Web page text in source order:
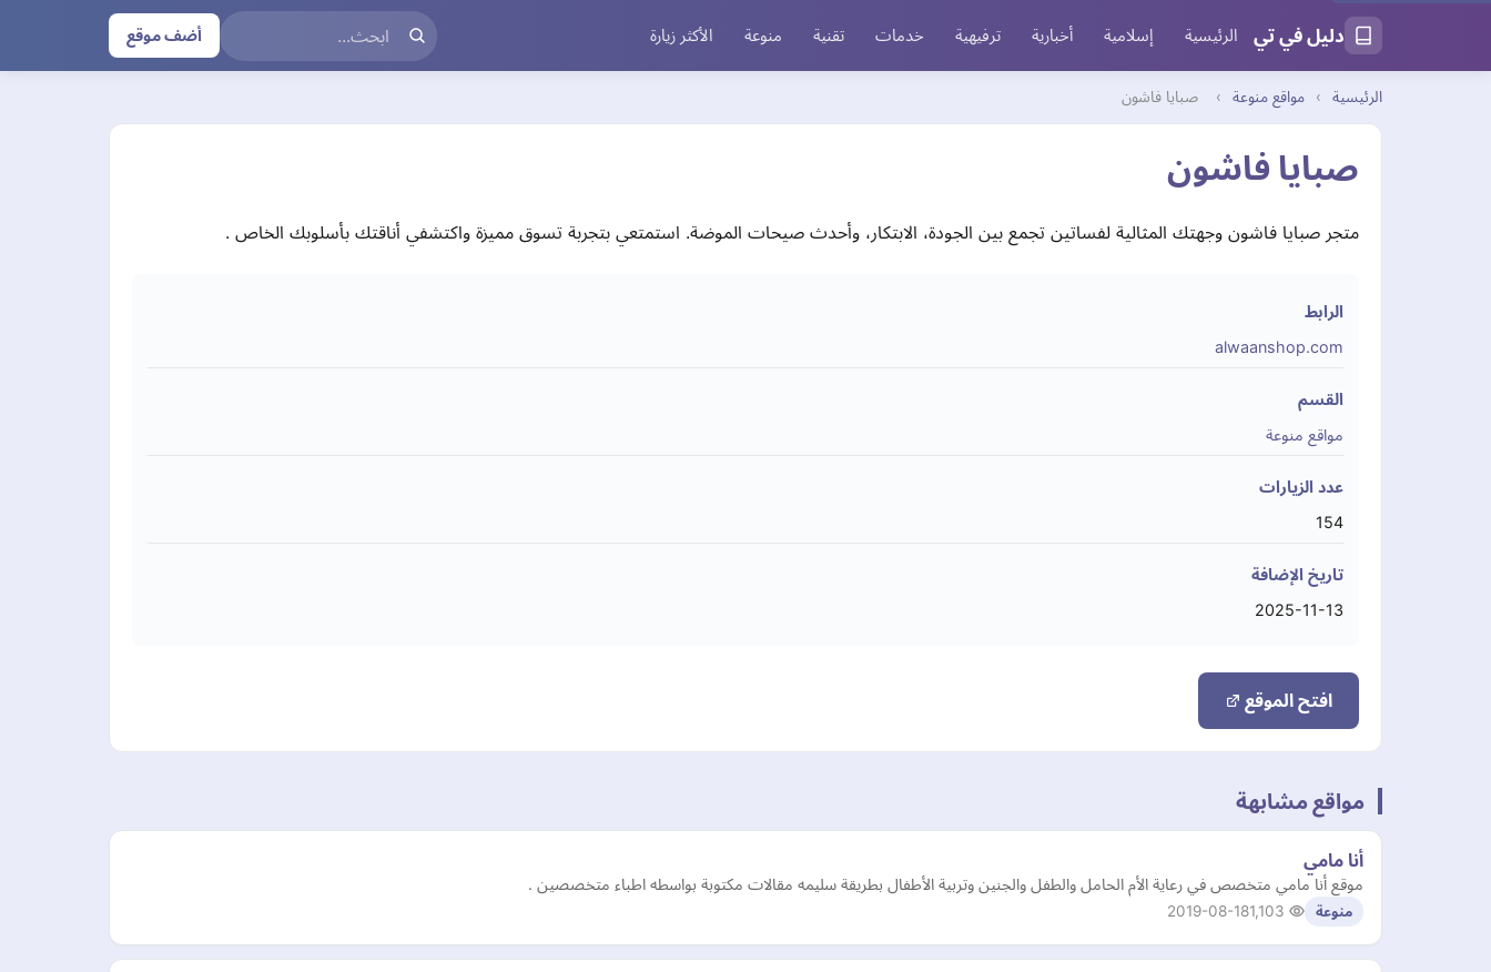
دليل في تي الرئيسية إسلامية أخبارية ترفيهية خدمات تقنية منوعة الأكثر زيارة أضف موقع
الرئيسية › مواقع منوعة › صبايا فاشون
صبايا فاشون
متجر صبايا فاشون وجهتك المثالية لفساتين تجمع بين الجودة، الابتكار، وأحدث صيحات الموضة. استمتعي بتجربة تسوق مميزة واكتشفي أناقتك بأسلوبك الخاص .
الرابط
alwaanshop.com
القسم
مواقع منوعة
عدد الزيارات
154
تاريخ الإضافة
2025-11-13
افتح الموقع
مواقع مشابهة
أنا مامي
موقع أنا مامي متخصص في رعاية الأم الحامل والطفل والجنين وتربية الأطفال بطريقة سليمه مقالات مكتوبة بواسطه اطباء متخصصين .
منوعة 2019-08-18